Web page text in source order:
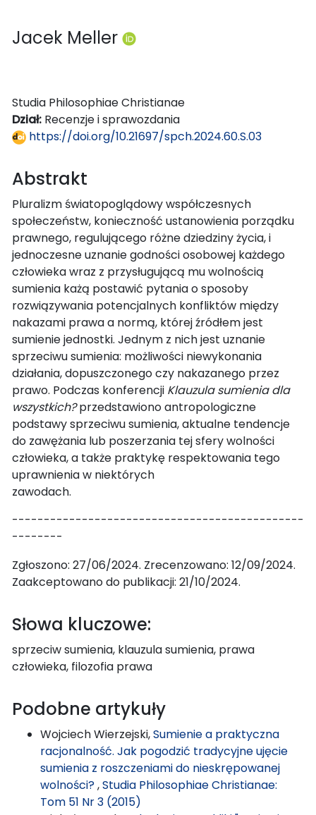
Jacek Meller
Studia Philosophiae Christianae
Dział: Recenzje i sprawozdania
https://doi.org/10.21697/spch.2024.60.S.03
Abstrakt
Pluralizm światopoglądowy współczesnych
społeczeństw, konieczność ustanowienia porządku
prawnego, regulującego różne dziedziny życia, i
jednoczesne uznanie godności osobowej każdego
człowieka wraz z przysługującą mu wolnością
sumienia każą postawić pytania o sposoby
rozwiązywania potencjalnych konfliktów między
nakazami prawa a normą, której źródłem jest
sumienie jednostki. Jednym z nich jest uznanie
sprzeciwu sumienia: możliwości niewykonania
działania, dopuszczonego czy nakazanego przez
prawo. Podczas konferencji Klauzula sumienia dla
wszystkich?przedstawiono antropologiczne
podstawy sprzeciwu sumienia, aktualne tendencje
do zawężania lub poszerzania tej sfery wolności
człowieka, a także praktykę respektowania tego
uprawnienia w niektórych
zawodach.
----------------------------------------------
--------
Zgłoszono: 27/06/2024. Zrecenzowano: 12/09/2024.
Zaakceptowano do publikacji: 21/10/2024.
Słowa kluczowe:
sprzeciw sumienia, klauzula sumienia, prawa
człowieka, filozofia prawa
Podobne artykuły
Wojciech Wierzejski,Sumienie a praktyczna
racjonalność. Jak pogodzić tradycyjne ujęcie
sumienia z roszczeniami do nieskrępowanej
wolności?,Studia Philosophiae Christianae:
Tom 51 Nr 3 (2015)